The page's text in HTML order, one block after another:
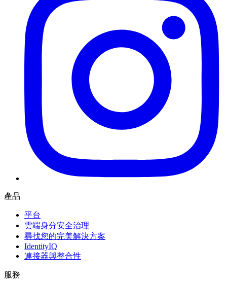
產品
平台
雲端身分安全治理
尋找您的完美解決方案
IdentityIQ
連接器與整合性
服務